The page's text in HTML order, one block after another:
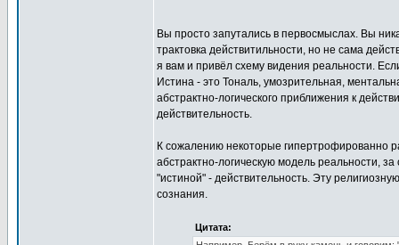
Вы просто запутались в первосмыслах. Вы
трактовка действитильности, но не сама
я вам и привёл схему видения реальности.
Истина - это Тональ, умозрительная,
абстрактно-логического приближения к
действительность.
К сожалению некоторые гипертрофированно
абстрактно-логическую модель реальности,
"истиной" - действительность. Эту
сознания.
Цитата: